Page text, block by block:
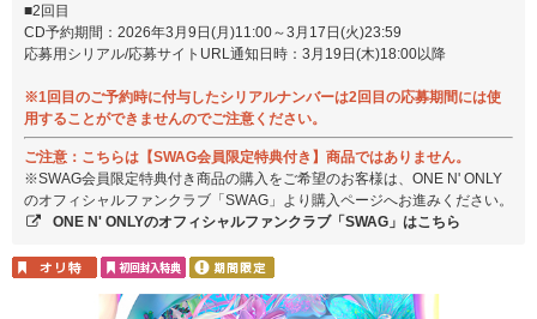
■2回目
CD予約期間：2026年3月9日(月)11:00～3月17日(火)23:59
応募用シリアル/応募サイトURL通知日時：3月19日(木)18:00以降
※1回目のご予約時に付与したシリアルナンバーは2回目の応募期間には使
用することができませんのでご注意ください。
ご注意：こちらは【SWAG会員限定特典付き】商品ではありません。
※SWAG会員限定特典付き商品の購入をご希望のお客様は、ONE N' ONLY
のオフィシャルファンクラブ「SWAG」より購入ページへお進みください。
ONE N' ONLYのオフィシャルファンクラブ「SWAG」はこちら